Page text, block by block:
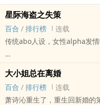
星际海盗之失策
百合 / 排行榜
连载
传统abo人设，女性alpha发情
作为一个披着beta皮混迹在
失策的大概就是被蓝君逸的美
回家。却没想到美人的确是个
大小姐总在离婚
百合 / 排行榜
连载
萧诗沁重生了，重生回新婚的